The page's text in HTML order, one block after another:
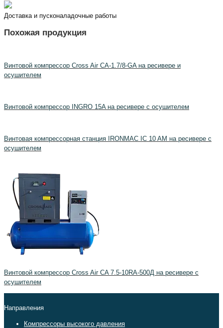
Доставка и пусконаладочные работы
Похожая продукция
Винтовой компрессор Cross Air CA-1.7/8-GA на ресивере и
осушителем
Винтовой компрессор INGRO 15A на ресивере с осушителем
Винтовая компрессорная станция IRONMAC IC 10 AM на ресивере с
осушителем
Винтовой компрессор Cross Air CA 7.5-10RA-500Д на ресивере с
осушителем
Направления
Компрессоры высокого давления